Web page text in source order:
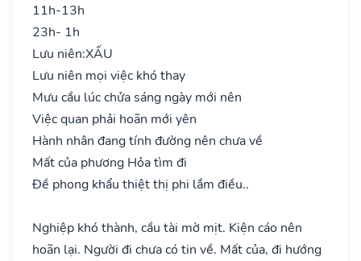
11h-13h
23h- 1h
Lưu niên:XẤU
Lưu niên mọi việc khó thay
Mưu cầu lúc chửa sáng ngày mới nên
Việc quan phải hoãn mới yên
Hành nhân đang tính đường nên chưa về
Mất của phương Hỏa tìm đi
Đề phong khẩu thiệt thị phi lắm điều..
Nghiệp khó thành, cầu tài mờ mịt. Kiện cáo nên
hoãn lại. Người đi chưa có tin về. Mất của, đi hướng